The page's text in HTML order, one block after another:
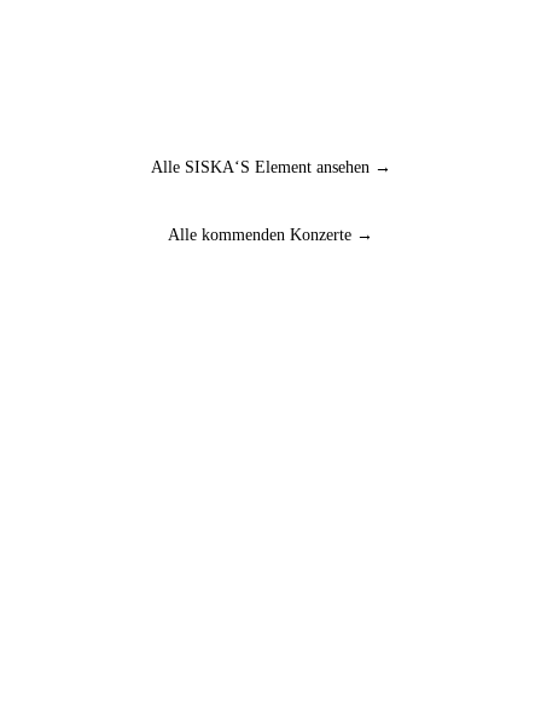
Alle SISKA‘S Element ansehen →
Alle kommenden Konzerte →